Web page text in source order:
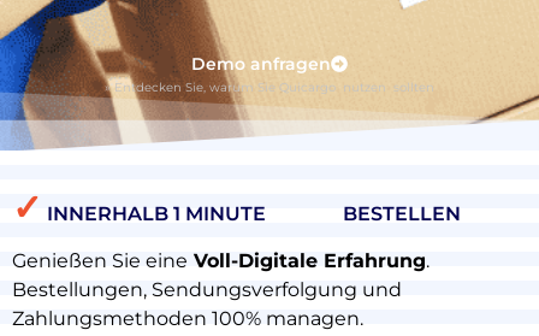
Demo anfragen
» Entdecken Sie, warum Sie Quicargo nutzen sollten
✓ INNERHALB 1 MINUTE BESTELLEN
Genießen Sie eine Voll-Digitale Erfahrung.
Bestellungen, Sendungsverfolgung und
Zahlungsmethoden 100% managen.